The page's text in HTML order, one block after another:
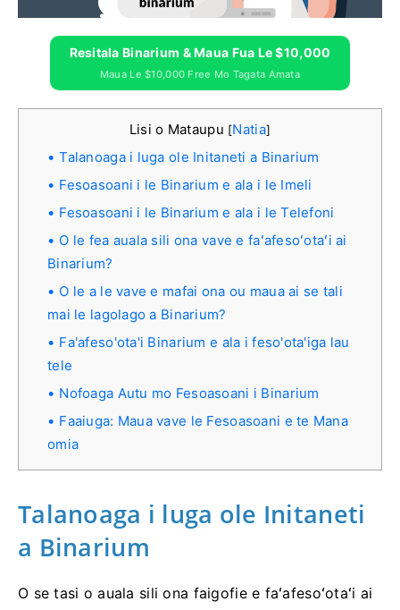
Resitala Binarium & Maua Fua Le $10,000
Maua Le $10,000 Free Mo Tagata Amata
Lisi o Mataupu [Natia]
Talanoaga i luga ole Initaneti a Binarium
Fesoasoani i le Binarium e ala i le Imeli
Fesoasoani i le Binarium e ala i le Telefoni
O le fea auala sili ona vave e faʻafesoʻotaʻi ai
Binarium?
O le a le vave e mafai ona ou maua ai se tali
mai le lagolago a Binarium?
Fa'afeso'ota'i Binarium e ala i feso'ota'iga lau
tele
Nofoaga Autu mo Fesoasoani i Binarium
Faaiuga: Maua vave le Fesoasoani e te Mana
omia
Talanoaga i luga ole Initaneti
a Binarium
O se tasi o auala sili ona faigofie e faʻafesoʻotaʻi ai